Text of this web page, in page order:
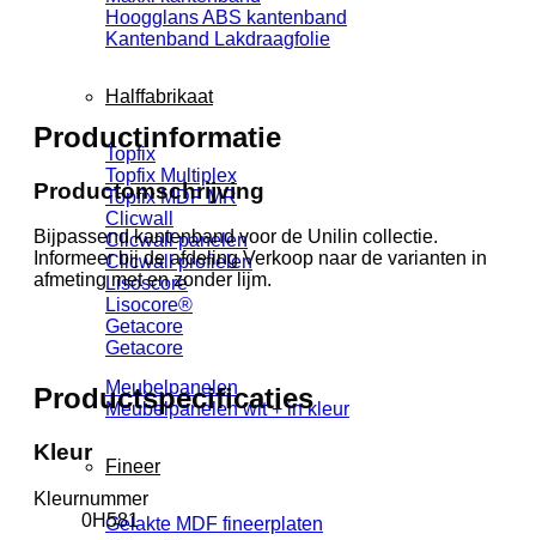
Hoogglans ABS kantenband
Kantenband Lakdraagfolie
Halffabrikaat
Topfix
Topfix Multiplex
Topfix MDF MR
Clicwall
Clicwall panelen
Clicwall profielen
Lisoscore
Lisocore®
Getacore
Getacore
Meubelpanelen
Meubelpanelen wit + in kleur
Fineer
Gelakte MDF fineerplaten
Productinformatie
Productomschrijving
Bijpassend kantenband voor de Unilin collectie.
Informeer bij de afdeling Verkoop naar de varianten in
afmeting met en zonder lijm.
Productspecificaties
Kleur
Kleurnummer
0H581